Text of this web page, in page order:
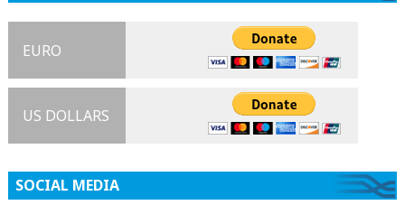
EURO
US DOLLARS
SOCIAL MEDIA